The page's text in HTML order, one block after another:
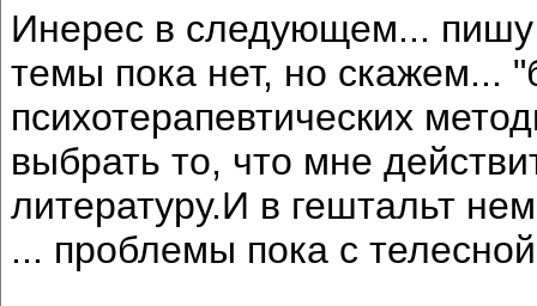
Инерес в следующем...
темы пока нет, но скажем...
психотерапевтических
выбрать то, что мне
литературу.И в гештальт
... проблемы пока с